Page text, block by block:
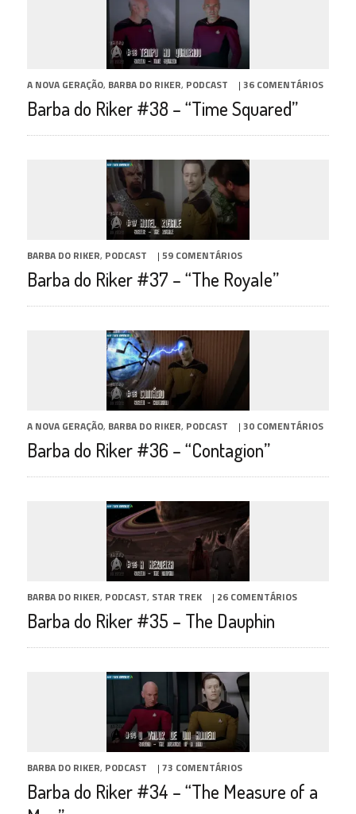
A NOVA GERAÇÃO, BARBA DO RIKER, PODCAST | 36 COMENTÁRIOS
Barba do Riker #38 – “Time Squared”
BARBA DO RIKER, PODCAST | 59 COMENTÁRIOS
Barba do Riker #37 – “The Royale”
A NOVA GERAÇÃO, BARBA DO RIKER, PODCAST | 30 COMENTÁRIOS
Barba do Riker #36 – “Contagion”
BARBA DO RIKER, PODCAST, STAR TREK | 26 COMENTÁRIOS
Barba do Riker #35 – The Dauphin
BARBA DO RIKER, PODCAST | 73 COMENTÁRIOS
Barba do Riker #34 – “The Measure of a